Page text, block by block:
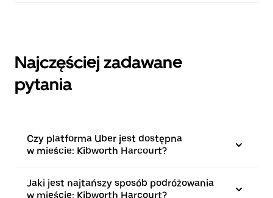
Najczęściej zadawane
pytania
Czy platforma Uber jest dostępna
w mieście: Kibworth Harcourt?
Jaki jest najtańszy sposób podróżowania
w mieście: Kibworth Harcourt?